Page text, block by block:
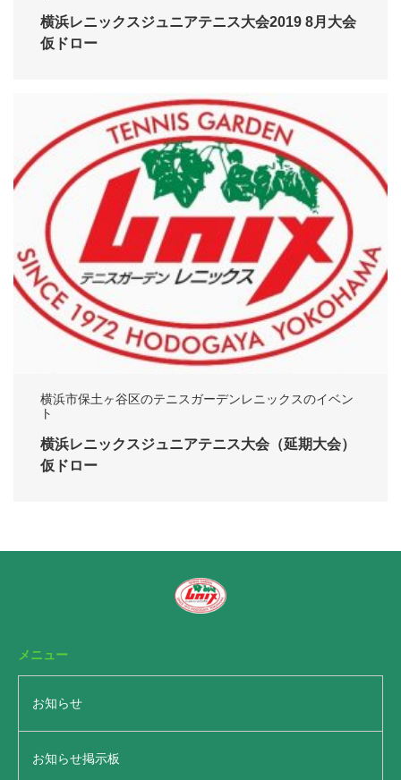
横浜レニックスジュニアテニス大会2019 8月大会
仮ドロー
横浜市保土ヶ谷区のテニスガーデンレニックスのイベン
ト
横浜レニックスジュニアテニス大会（延期大会）
仮ドロー
メニュー
お知らせ
お知らせ掲示板